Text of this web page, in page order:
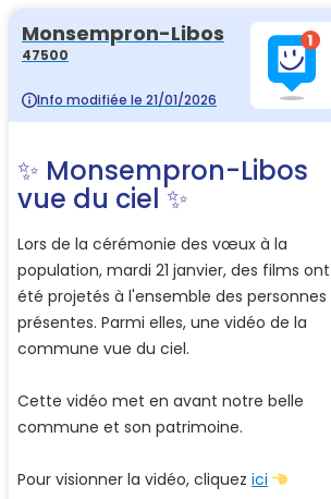
Monsempron-Libos
47500
Info modifiée le 21/01/2026
✨ Monsempron-Libos
vue du ciel ✨
Lors de la cérémonie des vœux à la
population, mardi 21 janvier, des films ont
été projetés à l'ensemble des personnes
présentes. Parmi elles, une vidéo de la
commune vue du ciel.
Cette vidéo met en avant notre belle
commune et son patrimoine.
Pour visionner la vidéo, cliquez ici 👈